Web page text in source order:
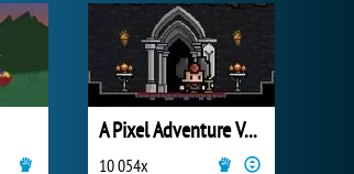
A Pixel Adventure Vol.1
10 054x